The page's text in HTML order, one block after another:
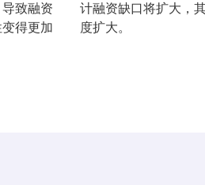
致融资
得更加
计融资缺口将扩大，
度扩大。